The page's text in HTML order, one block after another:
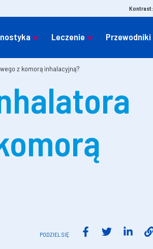
Kontrast:
Leczenie Przewodniki
z komorą inhalacyjną?
PODZIEL SIĘ